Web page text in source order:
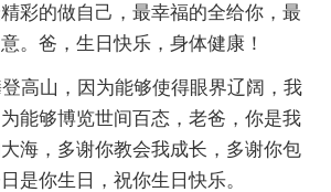
彩的做自己，最幸福的全给你，最
。爸，生日快乐，身体健康！
高山，因为能够使得眼界辽阔，我
能够博览世间百态，老爸，你是我
海，多谢你教会我成长，多谢你包
是你生日，祝你生日快乐。